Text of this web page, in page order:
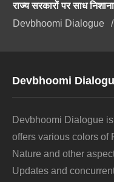
राज्य सरकारों पर साध निशाना
Devbhoomi Dialogue
Devbhoomi
Devbhoomi Dialogue
offers various colors of
Nature and other
Updates and